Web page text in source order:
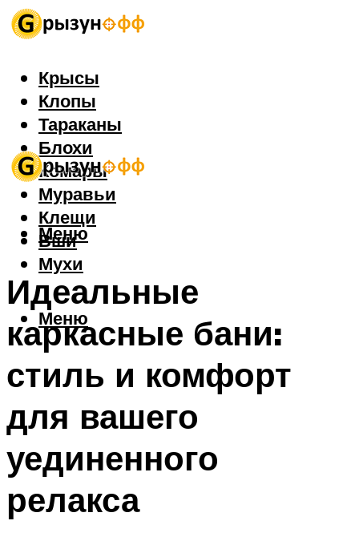
Крысы
Клопы
Тараканы
Блохи
Комары
Муравьи
Клещи
Вши
Мухи
Меню
Меню
Идеальные
каркасные бани:
стиль и комфорт
для вашего
уединенного
релакса